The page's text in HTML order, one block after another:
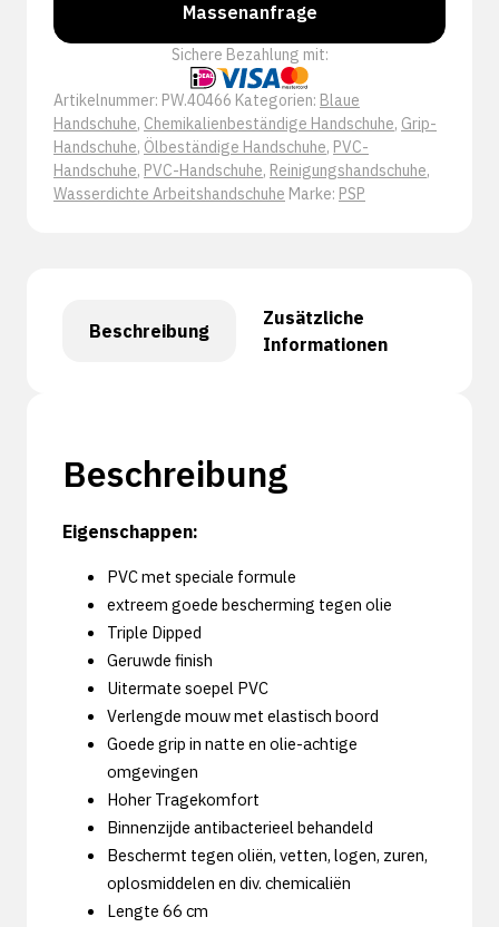
Massenanfrage
Sichere Bezahlung mit:
Artikelnummer: PW.40466 Kategorien: Blaue
Handschuhe, Chemikalienbeständige Handschuhe, Grip-
Handschuhe, Ölbeständige Handschuhe, PVC-
Handschuhe, PVC-Handschuhe, Reinigungshandschuhe,
Wasserdichte Arbeitshandschuhe Marke: PSP
Beschreibung
Zusätzliche
Informationen
Beschreibung
Eigenschappen:
PVC met speciale formule
extreem goede bescherming tegen olie
Triple Dipped
Geruwde finish
Uitermate soepel PVC
Verlengde mouw met elastisch boord
Goede grip in natte en olie-achtige
omgevingen
Hoher Tragekomfort
Binnenzijde antibacterieel behandeld
Beschermt tegen oliën, vetten, logen, zuren,
oplosmiddelen en div. chemicaliën
Lengte 66 cm